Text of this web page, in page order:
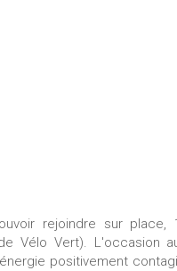
rejoindre sur place,
Vélo Vert). L'occasion
positivement